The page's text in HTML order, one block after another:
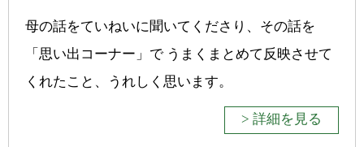
母の話をていねいに聞いてくださり、その話を
「思い出コーナー」で うまくまとめて反映させて
くれたこと、うれしく思います。
> 詳細を見る